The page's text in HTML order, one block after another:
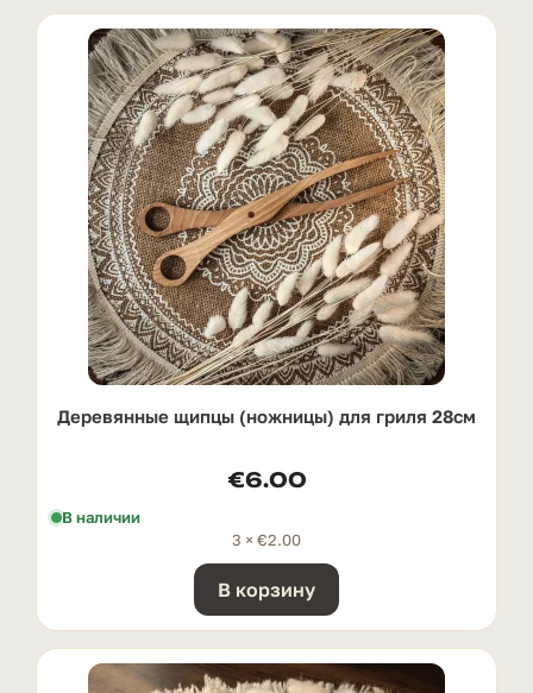
Деревянные щипцы (ножницы) для гриля 28см
€6.00
В наличии
3 × €2.00
В корзину